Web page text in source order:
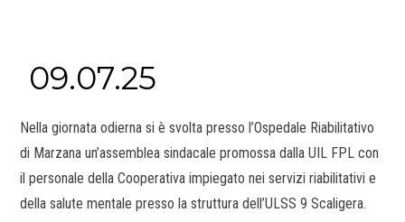
09.07.25
Nella giornata odierna si è svolta presso l’Ospedale Riabilitativo
di Marzana un’assemblea sindacale promossa dalla UIL FPL con
il personale della Cooperativa impiegato nei servizi riabilitativi e
della salute mentale presso la struttura dell’ULSS 9 Scaligera.